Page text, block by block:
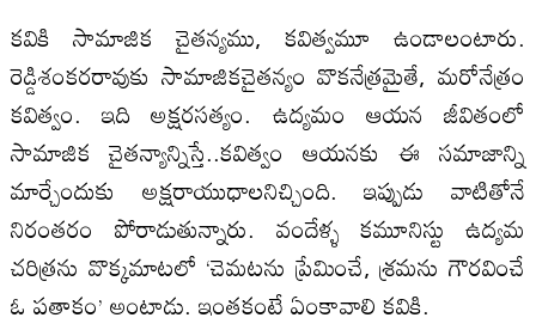
కవికి సామాజిక చైతన్యము, కవిత్వమూ ఉండాలంటారు.
రెడ్డిశంకరరావుకు సామాజికచైతన్యం వొకనేత్రమైతే, మరోనేత్రం
కవిత్వం. ఇది అక్షరసత్యం. ఉద్యమం ఆయన జీవితంలో
సామాజిక చైతన్యాన్నిస్తే..కవిత్వం ఆయనకు ఈ సమాజాన్ని
మార్చేందుకు అక్షరాయుధాలనిచ్చింది. ఇప్పుడు వాటితోనే
నిరంతరం పోరాడుతున్నారు. వందేళ్ళ కమూనిస్టు ఉద్యమ
చరిత్రను వొక్కమాటలో ‘చెమటను ప్రేమించే, శ్రమను గౌరవించే
ఓ పతాకం’ అంటాడు. ఇంతకంటే ఏంకావాలి కవికి.